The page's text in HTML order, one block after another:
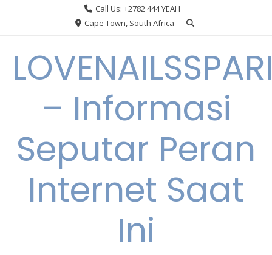
Call Us: +2782 444 YEAH
Cape Town, South Africa
– Informasi
Seputar Peran
Internet Saat
Ini